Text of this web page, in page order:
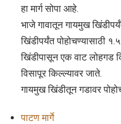
हा मार्ग सोपा आहे.
भाजे गावातून गायमुख
खिंडीपर्यंत पोहोचण्यासाठी
खिंडीपासून एक वाट लोहगड
विसापूर किल्ल्यावर जाते.
गायमुख खिंडीतून गडावर
पाटण मार्गे